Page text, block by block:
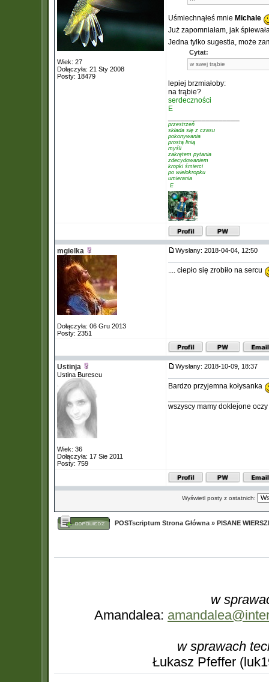
Wiek: 27
Dołączyła: 21 Sty 2008
Posty: 18479
Uśmiechnąłeś mnie Michale
Już zapomniałam, jak
Jedna tylko sugestia, może
Cytat:
w swej trąbie
lepiej brzmiałoby:
na trąbie?
serdeczności
E
przestrzeń
składa się z czasu
pokonywania
prostą linią
myśli
zakrętem pytania
zdecydowaniem
kropki śmierci
po wielokropku
umierania
 E
mgielka
Dołączyła: 06 Gru 2013
Posty: 2351
Wysłany: 2018-04-04, 12:50
.... ciepło się zrobiło na sercu
Ustinja
Ustina Burescu
Wiek: 36
Dołączyła: 17 Sie 2011
Posty: 759
Wysłany: 2018-10-09, 18:37
Bardzo przyjemna kołysanka
wszyscy mamy doklejone oczy
Wyświetl posty z ostatnich:
POSTscriptum Strona Główna » PISANE
w
Amandalea:
w sprawach
Łukasz Pfeffer